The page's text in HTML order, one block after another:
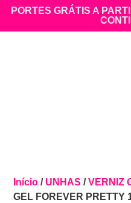
PORTES GRÁTIS A
Início / UNHAS /VERNIZ
GEL FOREVER PRETTY